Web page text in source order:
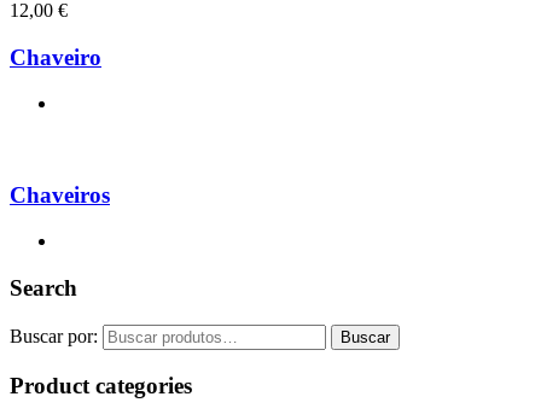
12,00 €
Chaveiro
Chaveiros
Search
Buscar por: Buscar
Product categories